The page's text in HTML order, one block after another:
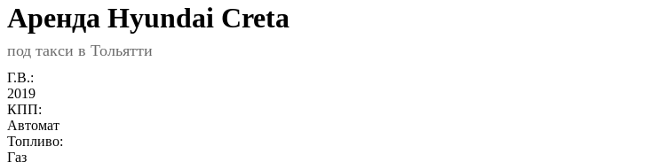
Аренда Hyundai Creta
под такси в Тольятти
Г.В.:
2019
КПП:
Автомат
Топливо:
Газ